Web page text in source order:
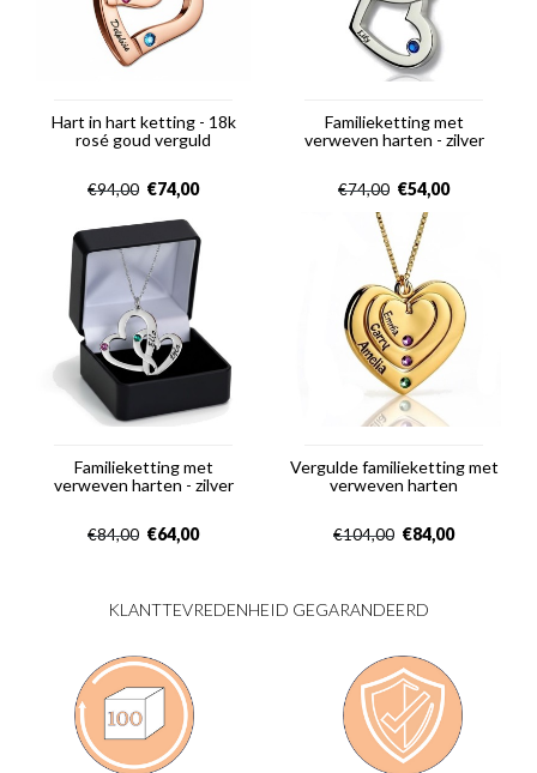
Hart in hart ketting - 18k
rosé goud verguld
€94,00 €74,00
Familieketting met
verweven harten - zilver
€74,00 €54,00
Familieketting met
verweven harten - zilver
€84,00 €64,00
Vergulde familieketting met
verweven harten
€104,00 €84,00
KLANTTEVREDENHEID GEGARANDEERD